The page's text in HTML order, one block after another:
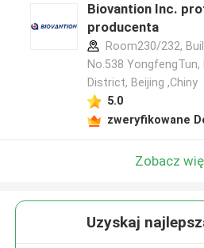
Biovantion Inc.
producenta
Room230/232,
No.538 YongfengTun,
District, Beijing ,Chiny
5.0
zweryfikowane
Zobacz
Uzyskaj